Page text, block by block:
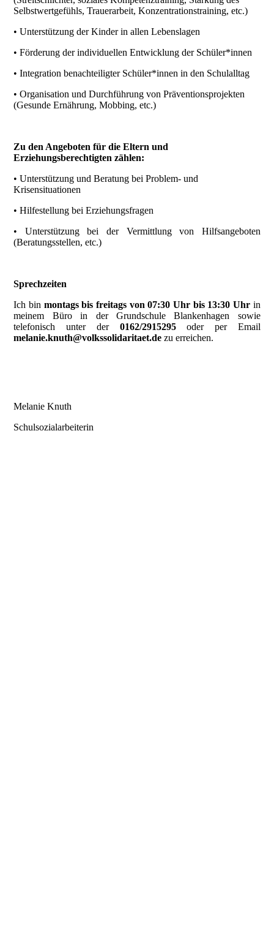
Selbstwertgefühls, Trauerarbeit, Konzentrationstraining, etc.)
• Unterstützung der Kinder in allen Lebenslagen
• Förderung der individuellen Entwicklung der Schüler*innen
• Integration benachteiligter Schüler*innen in den Schulalltag
• Organisation und Durchführung von Präventionsprojekten
(Gesunde Ernährung, Mobbing, etc.)
Zu den Angeboten für die Eltern und
Erziehungsberechtigten zählen:
• Unterstützung und Beratung bei Problem- und
Krisensituationen
• Hilfestellung bei Erziehungsfragen
• Unterstützung bei der Vermittlung von Hilfsangeboten
(Beratungsstellen, etc.)
Sprechzeiten
Ich bin montags bis freitags von 07:30 Uhr bis 13:30 Uhrin
meinem Büro in der Grundschule Blankenhagen sowie
telefonisch unter der 0162/2915295oder per Email
melanie.knuth@volkssolidaritaet.de zu erreichen.
Melanie Knuth
Schulsozialarbeiterin